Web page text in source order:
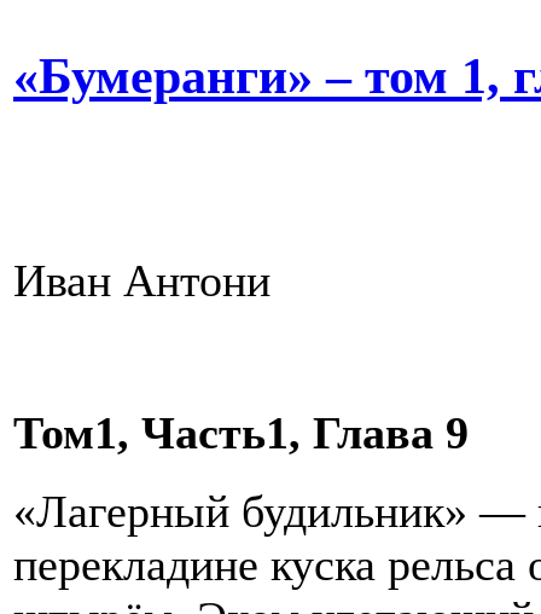
«Бумеранги» – том 1,
Иван Антони
Том1, Часть1, Глава 9
«Лагерный будильник» —
перекладине куска